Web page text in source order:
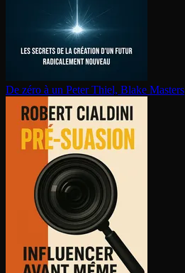
De zéro à un Peter Thiel, Blake Masters